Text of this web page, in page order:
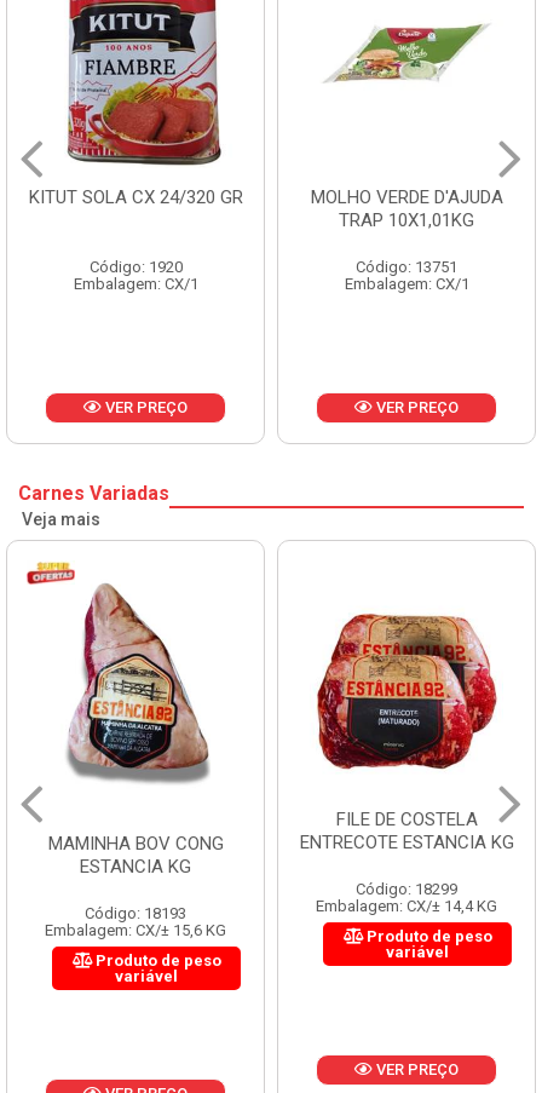
SOLA CX 24/320 GR
Código: 1920
Embalagem: CX/1
VER PREÇO
MOLHO VERDE D'AJUDA
TRAP 10X1,01KG
Código: 13751
Embalagem: CX/1
VER PREÇO
Carnes Variadas
Veja mais
MAMINHA BOV CONG
ESTANCIA KG
Código: 18193
Embalagem: CX/± 15,6 KG
Produto de peso
variável
FILE DE COSTELA
ENTRECOTE ESTANCIA KG
Código: 18299
Embalagem: CX/± 14,4 KG
Produto de peso
variável
VER PREÇO